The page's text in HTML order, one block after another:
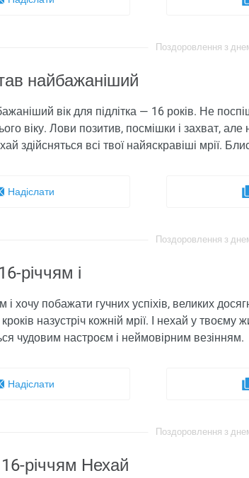
Поздоровлення з
найбажаніший
вік для підлітка — 16 років. Не
віку. Лови позитив, посмішки і захват,
здійсняться всі твої найяскравіші мрії.
Надіслати
Поздоровлення з
річчям і
і хочу побажати гучних успіхів, великих
назустріч кожній мрії. І нехай у
чудовим настроєм і неймовірним везінням.
Надіслати
Поздоровлення з
16-річчям Нехай